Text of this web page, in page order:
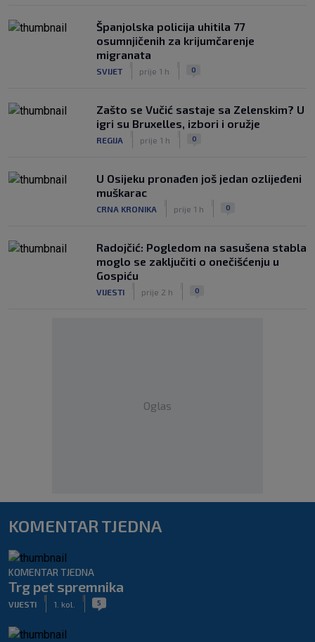
Španjolska policija uhitila 77
osumnjičenih za krijumčarenje
migranata
SVIJET prije 1 h 0
Zašto se Vučić sastaje sa Zelenskim? U
igri su Bruxelles, izbori i oružje
REGIJA prije 1 h 0
U Osijeku pronađen još jedan ozlijeđeni
muškarac
CRNA KRONIKA prije 1 h 0
Radojčić: Pogledom na sasušena stabla
moglo se zaključiti o onečišćenju u
Gospiću
VIJESTI prije 2 h 0
Oglas
KOMENTAR TJEDNA
KOMENTAR TJEDNA
Trg pet spremnika
VIJESTI 1. kol. 5